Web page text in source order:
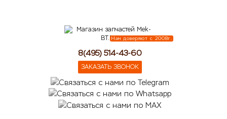
Нам доверяют с 2008г.
8(495) 514-43-60
ЗАКАЗАТЬ ЗВОНОК